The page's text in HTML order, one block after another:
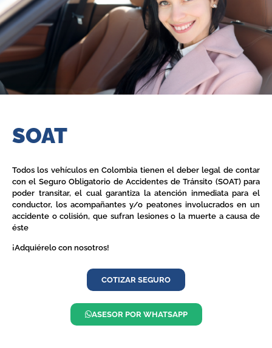
SOAT
Todos los vehículos en Colombia tienen el deber legal de contar
con el Seguro Obligatorio de Accidentes de Tránsito (SOAT) para
poder transitar, el cual garantiza la atención inmediata para el
conductor, los acompañantes y/o peatones involucrados en un
accidente o colisión, que sufran lesiones o la muerte a causa de
éste
¡Adquiérelo con nosotros!
COTIZAR SEGURO
ASESOR POR WHATSAPP